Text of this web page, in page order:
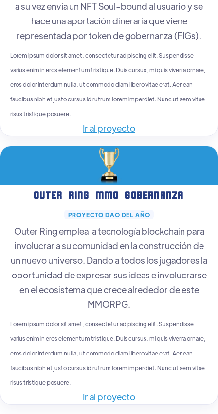
a su vez envía un NFT Soul-bound al usuario y se
hace una aportación dineraria que viene
representada por token de gobernanza (FIGs).
Lorem ipsum dolor sit amet, consectetur adipiscing elit. Suspendisse
varius enim in eros elementum tristique. Duis cursus, mi quis viverra ornare,
eros dolor interdum nulla, ut commodo diam libero vitae erat. Aenean
faucibus nibh et justo cursus id rutrum lorem imperdiet. Nunc ut sem vitae
risus tristique posuere.
Ir al proyecto
Outer Ring MMO Gobernanza
PROYECTO DAO DEL AÑO
Outer Ring emplea la tecnología blockchain para
involucrar a su comunidad en la construcción de
un nuevo universo. Dando a todos los jugadores la
oportunidad de expresar sus ideas e involucrarse
en el ecosistema que crece alrededor de este
MMORPG.
Lorem ipsum dolor sit amet, consectetur adipiscing elit. Suspendisse
varius enim in eros elementum tristique. Duis cursus, mi quis viverra ornare,
eros dolor interdum nulla, ut commodo diam libero vitae erat. Aenean
faucibus nibh et justo cursus id rutrum lorem imperdiet. Nunc ut sem vitae
risus tristique posuere.
Ir al proyecto